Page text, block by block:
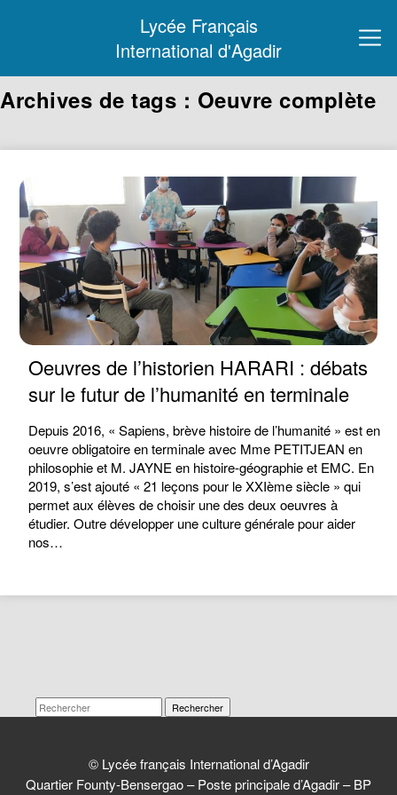
Lycée Français
International d'Agadir
Archives de tags : Oeuvre complète
Oeuvres de l’historien HARARI : débats
sur le futur de l’humanité en terminale
Depuis 2016, « Sapiens, brève histoire de l’humanité » est en
oeuvre obligatoire en terminale avec Mme PETITJEAN en
philosophie et M. JAYNE en histoire-géographie et EMC. En
2019, s’est ajouté « 21 leçons pour le XXIème siècle » qui
permet aux élèves de choisir une des deux oeuvres à
étudier. Outre développer une culture générale pour aider
nos…
Rechercher
© Lycée français International d’Agadir
Quartier Founty-Bensergao – Poste principale d’Agadir – BP